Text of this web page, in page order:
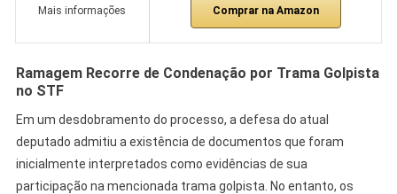
Mais informações Comprar na Amazon
Ramagem Recorre de Condenação por Trama Golpista
no STF
Em um desdobramento do processo, a defesa do atual
deputado admitiu a existência de documentos que foram
inicialmente interpretados como evidências de sua
participação na mencionada trama golpista. No entanto, os